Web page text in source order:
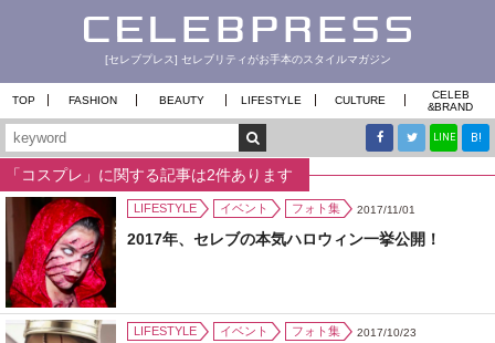
[セレブプレス] セレブリティがお手本のスタイルマガジン
TOP FASHION BEAUTY LIFESTYLE CULTURE
CELEB
&BRAND
LINE B!
「コスプレ」に関する記事は2件あります
LIFESTYLE イベント フォト集 2017/11/01
2017年、セレブの本気ハロウィン一挙公開！
LIFESTYLE イベント フォト集 2017/10/23